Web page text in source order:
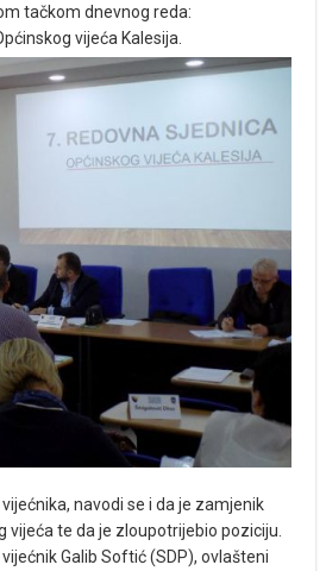
tačkom dnevnog reda:
vijeća Kalesija.
navodi se i da je zamjenik
te da je zloupotrijebio poziciju.
Galib Softić (SDP), ovlašteni